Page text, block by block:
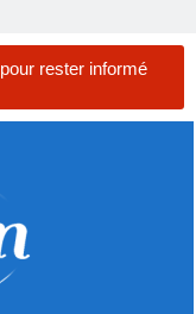
rester informé